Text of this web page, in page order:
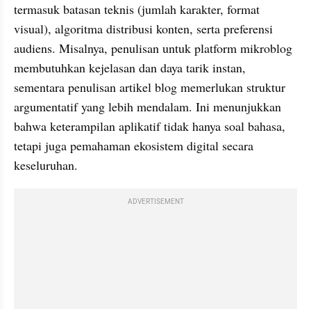
termasuk batasan teknis (jumlah karakter, format
visual), algoritma distribusi konten, serta preferensi
audiens. Misalnya, penulisan untuk platform mikroblog
membutuhkan kejelasan dan daya tarik instan,
sementara penulisan artikel blog memerlukan struktur
argumentatif yang lebih mendalam. Ini menunjukkan
bahwa keterampilan aplikatif tidak hanya soal bahasa,
tetapi juga pemahaman ekosistem digital secara
keseluruhan.
ADVERTISEMENT